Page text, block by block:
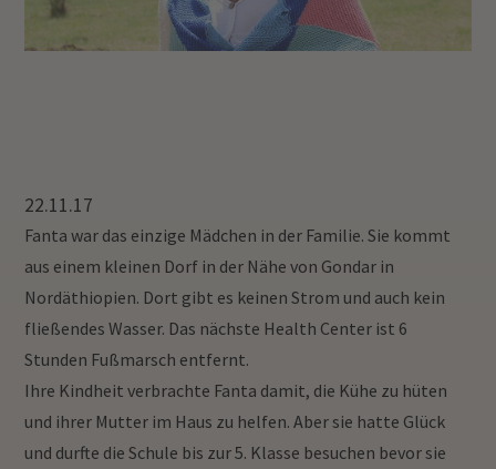
22.11.17
Fanta war das einzige Mädchen in der Familie. Sie kommt
aus einem kleinen Dorf in der Nähe von Gondar in
Nordäthiopien. Dort gibt es keinen Strom und auch kein
fließendes Wasser. Das nächste Health Center ist 6
Stunden Fußmarsch entfernt.
Ihre Kindheit verbrachte Fanta damit, die Kühe zu hüten
und ihrer Mutter im Haus zu helfen. Aber sie hatte Glück
und durfte die Schule bis zur 5. Klasse besuchen bevor sie